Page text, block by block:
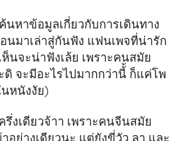
หาข้อมูลเกี่ยวกับการเดินทาง
นมาเล่าสู่กันฟัง แฟนเพจที่น่ารัก
นจะน่าฟังเล้ย เพราะคนสมัย
จะมีอะไรไปมากกว่านี้้ ก็แค่โพ
หนังงัย)
งเดียวจ้าา เพราะคนจีนสมัย
อย่างเดียวนะ แต่ยังขี่วัว ลา และ